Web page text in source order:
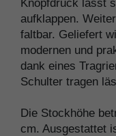
Knopfdruck lässt
aufklappen.
faltbar. Geliefert
modernen und
dank eines
Schulter tragen
Die Stockhöhe
cm. Ausgestattet